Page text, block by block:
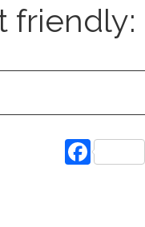
friendly: